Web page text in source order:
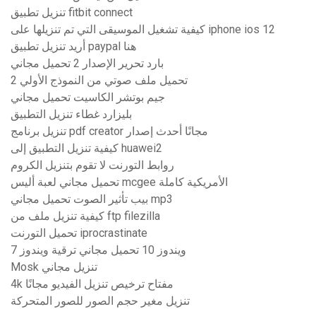
تنزيل تطبيق fitbit connect
كيفية تشغيل الموسيقى التي تم تنزيلها على iphone ios 12
أريد تنزيل تطبيق paypal هنا
بارد تحرير الإصدار 2 تحميل مجاني
تحميل ملف صوتي من النموذج الأولي 2
جيم بوتشر الكاسيت تحميل مجاني
بليزارد غطاء تنزيل التطبيق
تنزيل برنامج pdf creator مجانًا أحدث إصدار
كيفية تنزيل التطبيق إلى huawei2
روابط التورنت لا تقوم بتنزيل الكروم
تحميل مجاني لعبة أليس mcgee الأمريكية كاملة
بيب تأثير الصوت تحميل مجاني mp3
كيفية تنزيل ملف من ftp filezilla
تحميل التورنت iprocrastinate
ويندوز 10 تحميل مجاني ترقية ويندوز 7
Mosk تنزيل مجاني
4k مفتاح ترخيص تنزيل الفيديو مجانًا
تنزيل مغير حجم الصور للصور المتحركة